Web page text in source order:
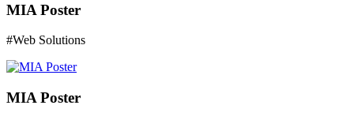
MIA Poster
#Web Solutions
MIA Poster